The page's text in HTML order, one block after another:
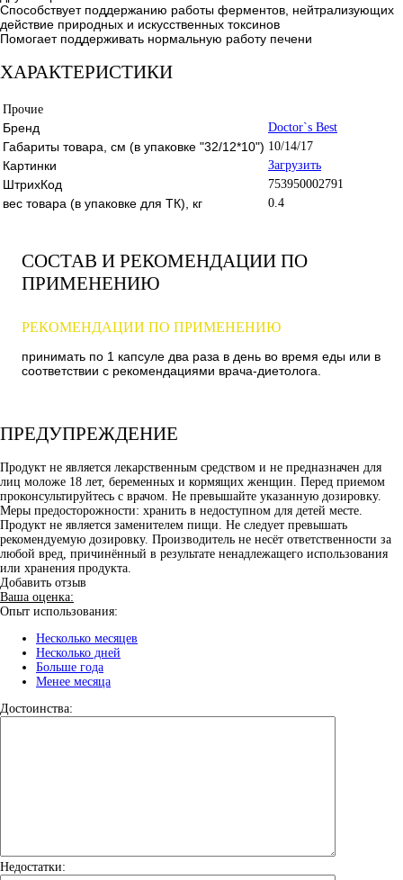
Способствует поддержанию работы ферментов, нейтрализующих
действие природных и искусственных токсинов
Помогает поддерживать нормальную работу печени
ХАРАКТЕРИСТИКИ
Прочие
Бренд Doctor`s Best
Габариты товара, см (в упаковке "32/12*10") 10/14/17
Картинки Загрузить
ШтрихКод 753950002791
вес товара (в упаковке для ТК), кг 0.4
СОСТАВ И РЕКОМЕНДАЦИИ ПО
ПРИМЕНЕНИЮ
РЕКОМЕНДАЦИИ ПО ПРИМЕНЕНИЮ
принимать по 1 капсуле два раза в день во время еды или в
соответствии с рекомендациями врача-диетолога.
ПРЕДУПРЕЖДЕНИЕ
Продукт не является лекарственным средством и не предназначен для
лиц моложе 18 лет, беременных и кормящих женщин. Перед приемом
проконсультируйтесь с врачом. Не превышайте указанную дозировку.
Меры предосторожности: хранить в недоступном для детей месте.
Продукт не является заменителем пищи. Не следует превышать
рекомендуемую дозировку. Производитель не несёт ответственности за
любой вред, причинённый в результате ненадлежащего использования
или хранения продукта.
Добавить отзыв
Ваша оценка:
Опыт использования:
Несколько месяцев
Несколько дней
Больше года
Менее месяца
Достоинства:
Недостатки: